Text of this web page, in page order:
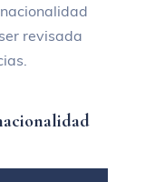
revisada